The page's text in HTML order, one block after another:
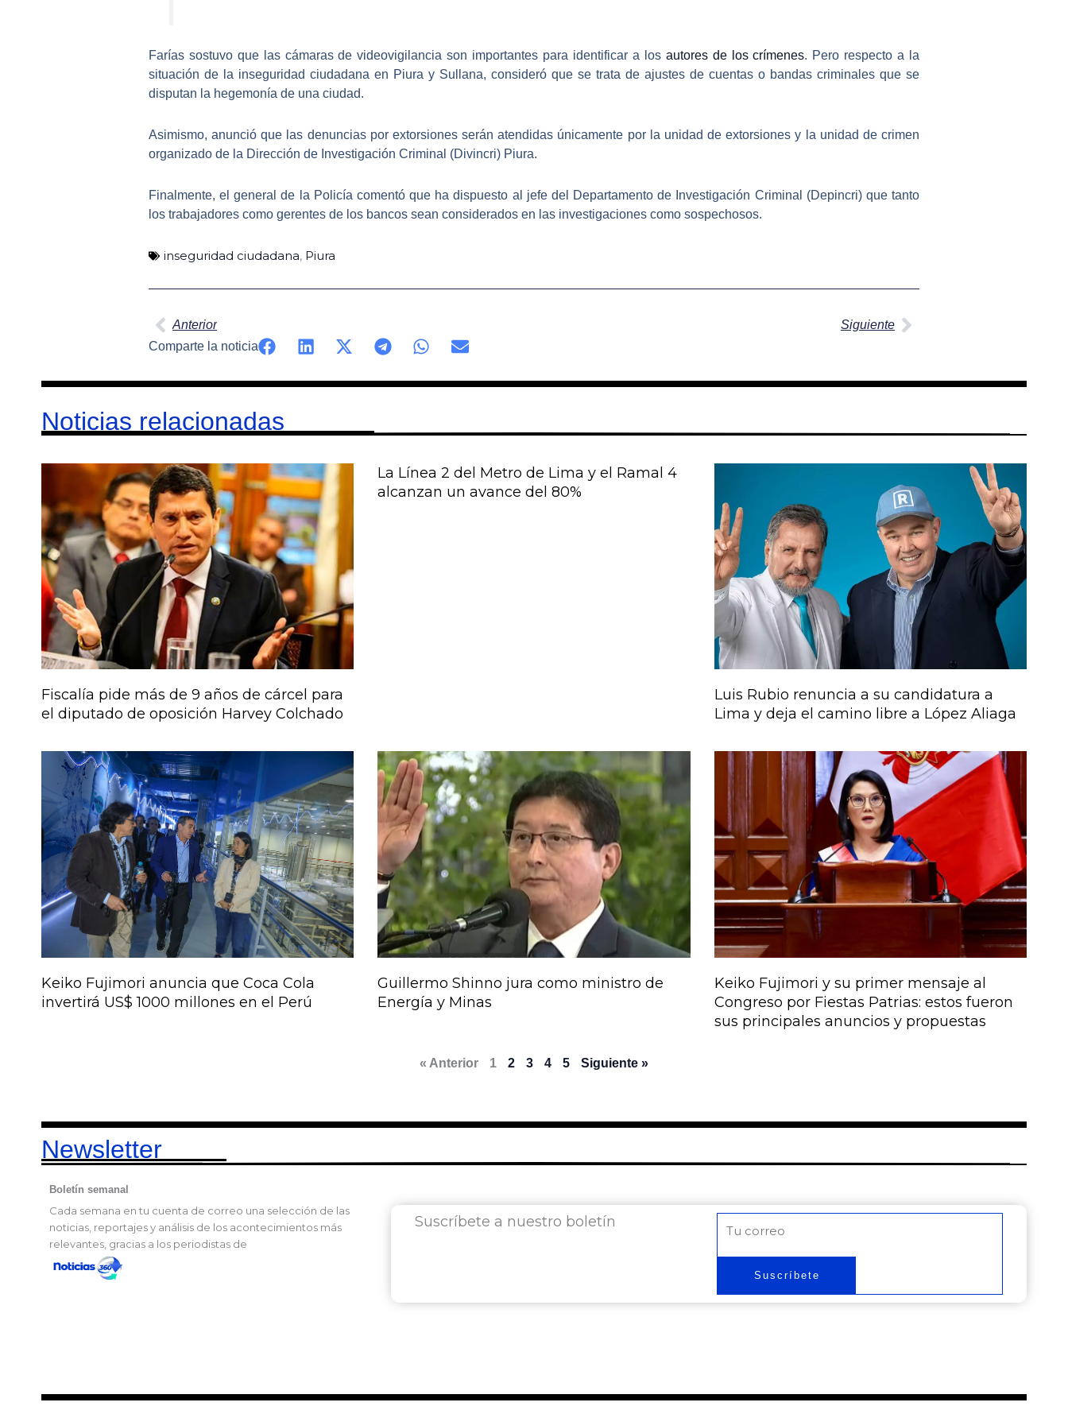
Farías sostuvo que las cámaras de videovigilancia son importantes para identificar a los autores de los crímenes. Pero respecto a la
situación de la inseguridad ciudadana en Piura y Sullana, consideró que se trata de ajustes de cuentas o bandas criminales que se
disputan la hegemonía de una ciudad.
Asimismo, anunció que las denuncias por extorsiones serán atendidas únicamente por la unidad de extorsiones y la unidad de crimen
organizado de la Dirección de Investigación Criminal (Divincri) Piura.
Finalmente, el general de la Policía comentó que ha dispuesto al jefe del Departamento de Investigación Criminal (Depincri)que tanto
los trabajadores como gerentes de los bancos sean considerados en las investigaciones como sospechosos.
inseguridad ciudadana, Piura
Anterior Siguiente
Comparte la noticia
Noticias relacionadas
Fiscalía pide más de 9 años de cárcel para
el diputado de oposición Harvey Colchado
La Línea 2 del Metro de Lima y el Ramal 4
alcanzan un avance del 80%
Luis Rubio renuncia a su candidatura a
Lima y deja el camino libre a López Aliaga
Keiko Fujimori anuncia que Coca Cola
invertirá US$ 1000 millones en el Perú
Guillermo Shinno jura como ministro de
Energía y Minas
Keiko Fujimori y su primer mensaje al
Congreso por Fiestas Patrias: estos fueron
sus principales anuncios y propuestas
« Anterior 1 2 3 4 5 Siguiente »
Newsletter
Boletín semanal
Cada semana en tu cuenta de correo una selección de las
noticias, reportajes y análisis de los acontecimientos más
relevantes, gracias a los periodistas de
Suscríbete a nuestro boletín
Suscríbete